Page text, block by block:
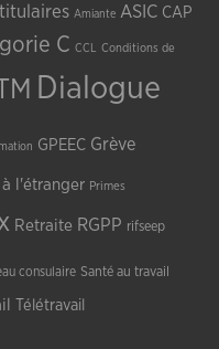
Amiante ASIC CAP
C CCL Conditions de
Dialogue
GPEEC Grève
à l'étranger Primes
Retraite RGPP rifseep
consulaire Santé au travail
Télétravail